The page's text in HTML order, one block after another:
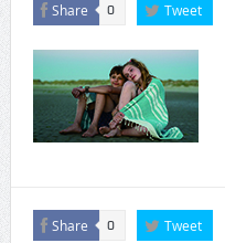
CINEMA×STYLE 294号
Share 0 Tweet
Share 0 Tweet